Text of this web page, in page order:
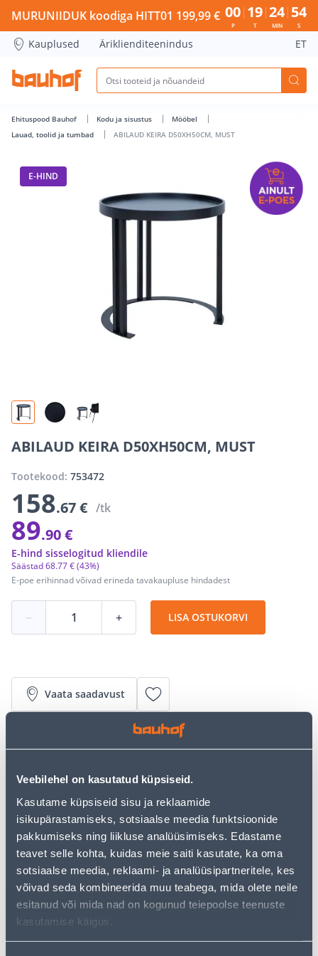
Veebilehel on kasutatud küpsiseid.
Kasutame küpsiseid sisu ja reklaamide
isikupärastamiseks, sotsiaalse meedia funktsioonide
pakkumiseks ning liikluse analüüsimiseks. Edastame
teavet selle kohta, kuidas meie saiti kasutate, ka oma
sotsiaalse meedia, reklaami- ja analüüsipartneritele, kes
võivad seda kombineerida muu teabega, mida olete neile
esitanud või mida nad on kogunud teiepoolse teenuste
kasutamise käigus.
ABILAUD KEIRA D50XH50CM, MUST - Bauhof has loaded
MURUNIIDUK koodiga HITT01 199,99 € 00
P
19
T
24
MIN
53
S
Kauplused Äriklienditeenindus ET
Ehituspood Bauhof Kodu ja sisustus
Mööbel
Lauad, toolid ja tumbad
ABILAUD KEIRA D50XH50CM, MUST
E-HIND
ABILAUD KEIRA D50XH50CM, MUST
Tootekood: 753472
158.67 € /tk
89.90 €
E-poe erihinnad võivad erineda tavakaupluse hindadest
Säästad68.77 €(43%)
E-hind sisselogitud kliendile
− + LISA OSTUKORVI
Vaata saadavust
• 14-päevane tagastusõigus.
Järelmaksu kalkulaator
Sissemakse Maksed
Kuumakse 26.44 €